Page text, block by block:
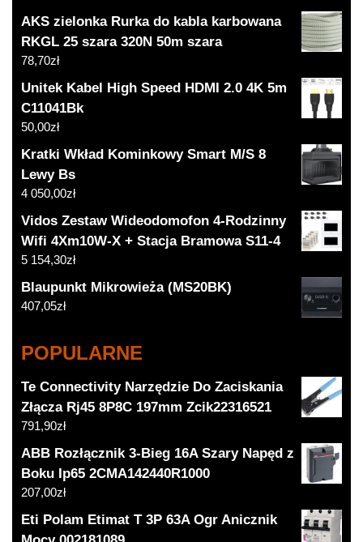
AKS zielonka Rurka do kabla karbowana
RKGL 25 szara 320N 50m szara
78,70zł
Unitek Kabel High Speed HDMI 2.0 4K 5m
C11041Bk
50,00zł
Kratki Wkład Kominkowy Smart M/S 8
Lewy Bs
4 050,00zł
Vidos Zestaw Wideodomofon 4-Rodzinny
Wifi 4Xm10W-X + Stacja Bramowa S11-4
5 154,30zł
Blaupunkt Mikrowieża (MS20BK)
407,05zł
POPULARNE
Te Connectivity Narzędzie Do Zaciskania
Złącza Rj45 8P8C 197mm Zcik22316521
791,90zł
ABB Rozłącznik 3-Bieg 16A Szary Napęd z
Boku Ip65 2CMA142440R1000
207,00zł
Eti Polam Etimat T 3P 63A Ogr Anicznik